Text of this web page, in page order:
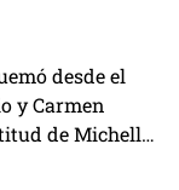
desde el
y Carmen
de Michelle